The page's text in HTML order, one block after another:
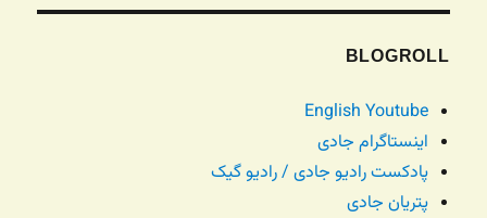
BLOGROLL
English Youtube
اینستاگرام جادی
پادکست رادیو جادی / رادیو گیک
پتریان جادی